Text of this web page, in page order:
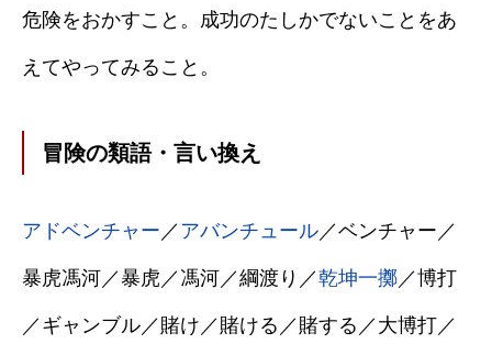
危険をおかすこと。成功のたしかでないことをあ
えてやってみること。
冒険の類語・言い換え
アドベンチャー ／ アバンチュール／ベンチャー／
暴虎馮河／暴虎／馮河／綱渡り／乾坤一擲／博打
／ギャンブル／賭け／賭ける／賭する／大博打／